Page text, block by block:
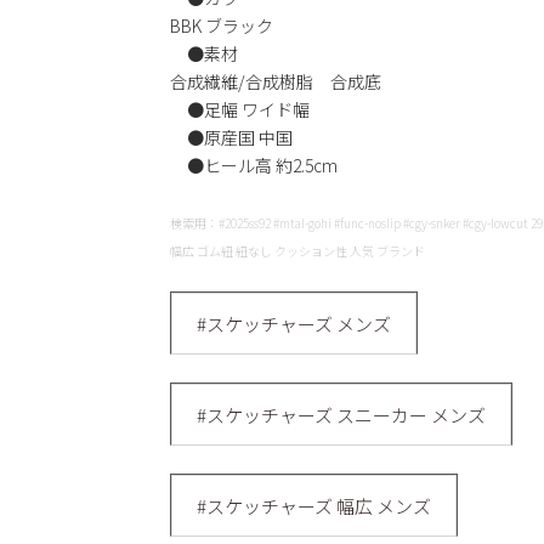
BBK ブラック
●素材
合成繊維/合成樹脂 合成底
●足幅 ワイド幅
●原産国 中国
●ヒール高 約2.5cm
検索用：#2025ss92 #mtal-gohi #func-noslip #cgy-snker #cgy-lowcut
幅広 ゴム紐 紐なし クッション性 人気 ブランド
#スケッチャーズ メンズ
#スケッチャーズ スニーカー メンズ
#スケッチャーズ 幅広 メンズ